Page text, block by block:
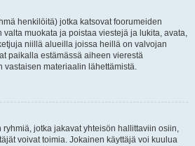
henkilöitä) jotka katsovat foorumeiden
muokata ja poistaa viestejä ja lukita, avata,
niillä alueilla joissa heillä on valvojan
paikalla estämässä aiheen vierestä
vastaisen materiaalin lähettämistä.
ryhmiä, jotka jakavat yhteisön hallittaviin osiin,
voivat toimia. Jokainen käyttäjä voi kuulua